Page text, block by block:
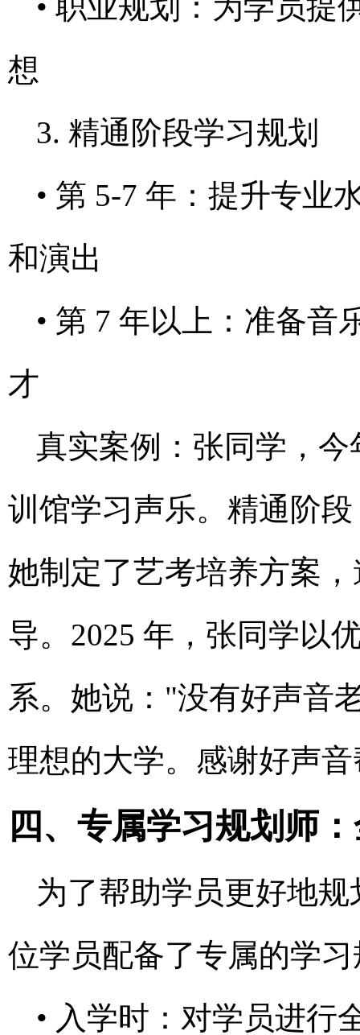
想
3. 精通阶段学习规划
• 第 5-7 年：提升专业
和演出
• 第 7 年以上：准备音
才
真实案例：张同学，
训馆学习声乐。精通阶
她制定了艺考培养方案
导。2025 年，张同学以
系。她说："没有好声音
理想的大学。感谢好声
四、专属学习规划师
为了帮助学员更好地
位学员配备了专属的学
• 入学时：对学员进行